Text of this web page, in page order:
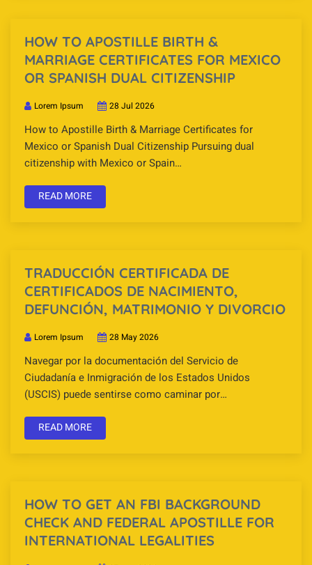
HOW TO APOSTILLE BIRTH &
MARRIAGE CERTIFICATES FOR MEXICO
OR SPANISH DUAL CITIZENSHIP
Lorem Ipsum 28 Jul 2026
How to Apostille Birth & Marriage Certificates for
Mexico or Spanish Dual Citizenship Pursuing dual
citizenship with Mexico or Spain…
READ MORE
TRADUCCIÓN CERTIFICADA DE
CERTIFICADOS DE NACIMIENTO,
DEFUNCIÓN, MATRIMONIO Y DIVORCIO
Lorem Ipsum 28 May 2026
Navegar por la documentación del Servicio de
Ciudadanía e Inmigración de los Estados Unidos
(USCIS) puede sentirse como caminar por…
READ MORE
HOW TO GET AN FBI BACKGROUND
CHECK AND FEDERAL APOSTILLE FOR
INTERNATIONAL LEGALITIES